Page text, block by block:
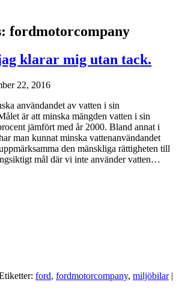
fordmotorcompany
klarar mig utan tack.
22, 2016
användandet av vatten i sin
är att minska mängden vatten i sin
jämfört med år 2000. Bland annat i
man kunnat minska vattenanvändandet
den mänskliga rättigheten till
mål där vi inte använder vatten…
ford, fordmotorcompany, miljöbilar |